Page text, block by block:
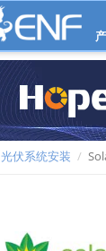
光伏系统安装